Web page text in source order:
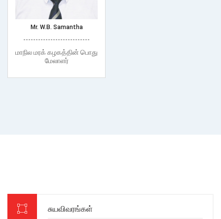
Mr. W.B. Samantha
---------------------------
மாநில மரக் கழகத்தின் பொது
மேலாளர்
சுயவிவரங்கள்